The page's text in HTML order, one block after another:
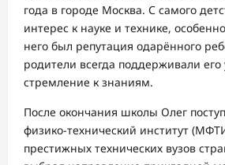
года в городе Москва. С самого
интерес к науке и технике,
него был репутация одарённого
родители всегда поддерживали его
стремление к знаниям.
После окончания школы Олег
физико-технический институт
престижных технических вузов